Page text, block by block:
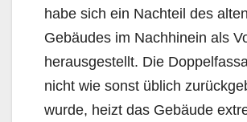
habe sich ein Nachteil des alten
Gebäudes im Nachhinein als
herausgestellt. Die
nicht wie sonst üblich
wurde, heizt das Gebäude